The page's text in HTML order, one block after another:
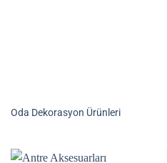
Oda Dekorasyon Ürünleri